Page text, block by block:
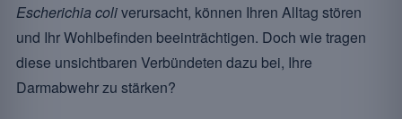
Escherichia coliverursacht, können Ihren Alltag stören
und Ihr Wohlbefinden beeinträchtigen. Doch wie tragen
diese unsichtbaren Verbündeten dazu bei, Ihre
Darmabwehr zu stärken?